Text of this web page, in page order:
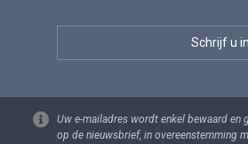
Uw e-mailadres wordt enkel bewaard en
op de nieuwsbrief, in overeenstemming